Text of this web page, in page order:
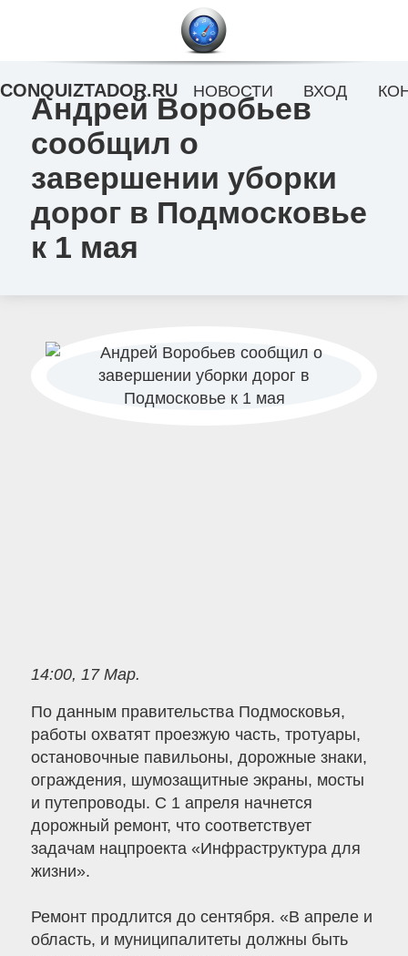
Андрей Воробьев
сообщил о
завершении уборки
дорог в Подмосковье
к 1 мая
14:00, 17 Мар.
По данным правительства Подмосковья,
работы охватят проезжую часть, тротуары,
остановочные павильоны, дорожные знаки,
ограждения, шумозащитные экраны, мосты
и путепроводы. С 1 апреля начнется
дорожный ремонт, что соответствует
задачам нацпроекта «Инфраструктура для
жизни».
Ремонт продлится до сентября. «В апреле и
область, и муниципалитеты должны быть
CONQUIZTADOR.RU НОВОСТИ ВХОД